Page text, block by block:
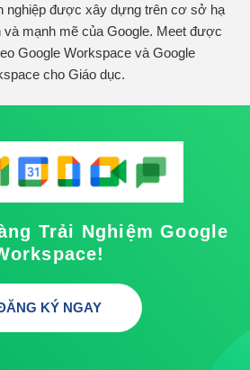
nghiệp được xây dựng trên cơ sở hạ
và mạnh mẽ của Google. Meet được
Google Workspace và Google
cho Giáo dục.
Trải Nghiệm Google
KÝ NGAY